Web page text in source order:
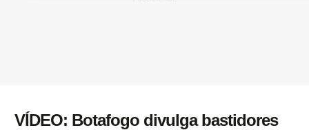
VÍDEO: Botafogo divulga bastidores